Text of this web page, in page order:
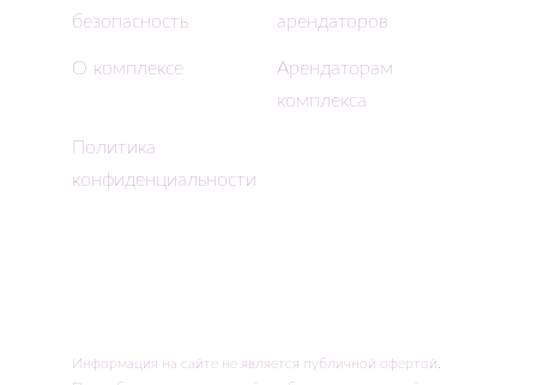
безопасность
арендаторов
О комплексе
Арендаторам
комплекса
Политика
конфиденциальности
Информация на сайте не является публичной офертой.